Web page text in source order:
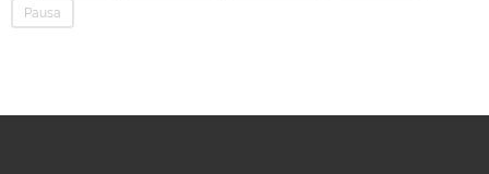
Pausa